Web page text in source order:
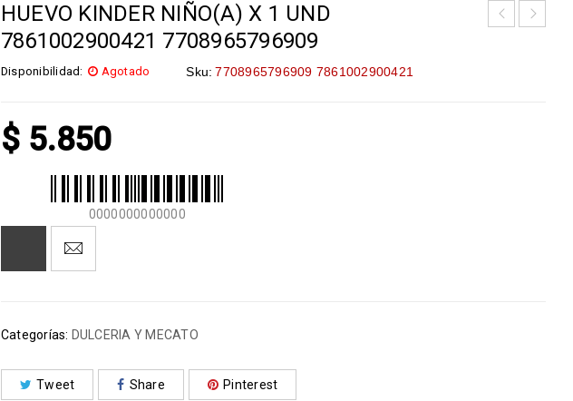
HUEVO KINDER NIÑO(A) X 1 UND
7861002900421 7708965796909
Disponibilidad: Agotado Sku: 7708965796909 7861002900421
$ 5.850
0000000000000
Categorías: DULCERIA Y MECATO
Tweet Share Pinterest